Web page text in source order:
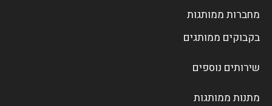
מחברות ממותגות
בקבוקים ממותגים
שירותים נוספים
מתנות ממותגות